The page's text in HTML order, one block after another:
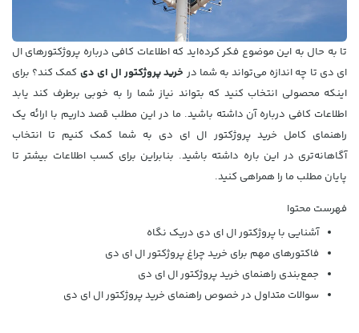
تا به حال به این موضوع فکر کرده‌اید که اطلاعات کافی درباره پروژکتورهای ال
ای دی تا چه اندازه می‌تواند به شما در خرید پروژکتور ال ای دی کمک کند؟ برای
اینکه محصولی انتخاب کنید که بتواند نیاز شما را به خوبی برطرف کند یابد
اطلاعات کافی درباره آن داشته باشید. ما در این مطلب قصد داریم با ارائه یک
راهنمای کامل خرید پروژکتور ال ای دی به شما کمک کنیم تا انتخاب
آگاهانه‌تری در این باره داشته باشید. بنابراین برای کسب اطلاعات بیشتر تا
پایان مطلب ما را همراهی کنید.
فهرست محتوا
آشنایی با پروژکتور ال ای دی دریک نگاه
فاکتورهای مهم برای خرید چراغ پروژکتور ال ای دی
جمع‌بندی راهنمای خرید پروژکتور ال ای دی
سوالات متداول در خصوص راهنمای خرید پروژکتور ال ای دی